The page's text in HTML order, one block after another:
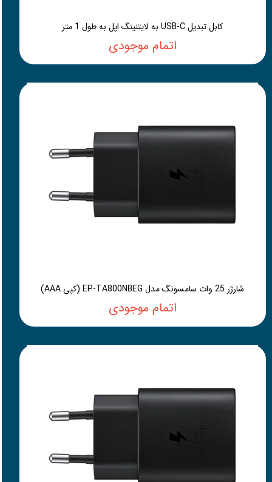
کابل تبدیل USB-C به لایتنینگ اپل به طول 1 متر
اتمام موجودی
شارژر 25 وات سامسونگ مدل EP-TA800NBEG (کپی AAA)
اتمام موجودی